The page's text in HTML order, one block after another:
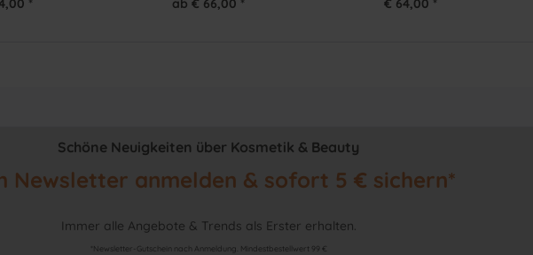
* ab € 66,00 * € 64,00 *
Schöne Neuigkeiten über Kosmetik & Beauty
Newsletter anmelden & sofort 5 € sichern*
Immer alle Angebote & Trends als Erster erhalten.
*Newsletter-Gutschein nach Anmeldung. Mindestbestellwert 99 €